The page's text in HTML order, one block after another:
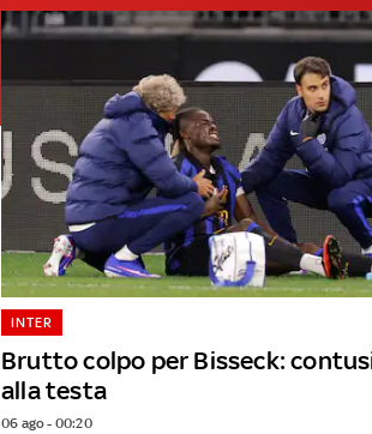
Brutto colpo per Bisseck:
alla testa
INTER
06 ago - 00:20